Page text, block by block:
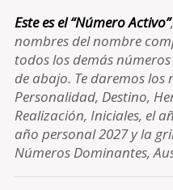
Este es el “Número Activo”
nombres del nombre
todos los demás
de abajo. Te daremos
Personalidad, Destino,
Realización, Iniciales, el
año personal 2027 y la
Números Dominantes,